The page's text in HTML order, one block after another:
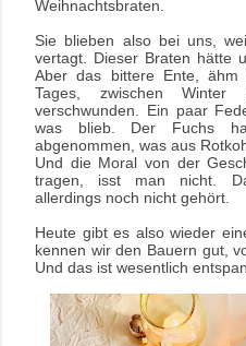
Weihnachtsbraten.
Sie blieben also bei uns,
vertagt. Dieser Braten hätte
Aber das bittere Ente, ähm
Tages, zwischen
verschwunden. Ein paar
was blieb. Der Fuchs
abgenommen, was aus
Und die Moral von der
tragen, isst man nicht.
allerdings noch nicht gehört.
Heute gibt es also wieder
kennen wir den Bauern gut,
Und das ist wesentlich